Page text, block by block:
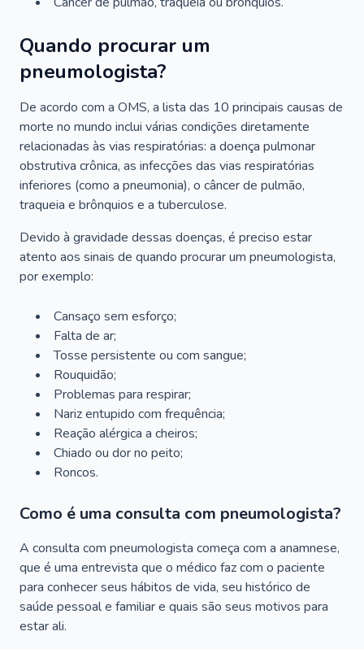
Quando procurar um
pneumologista?
De acordo com a OMS, a lista das 10 principais causas de
morte no mundo inclui várias condições diretamente
relacionadas às vias respiratórias: a doença pulmonar
obstrutiva crônica, as infecções das vias respiratórias
inferiores (como a pneumonia), o câncer de pulmão,
traqueia e brônquios e a tuberculose.
Devido à gravidade dessas doenças, é preciso estar
atento aos sinais de quando procurar um pneumologista,
por exemplo:
Cansaço sem esforço;
Falta de ar;
Tosse persistente ou com sangue;
Rouquidão;
Problemas para respirar;
Nariz entupido com frequência;
Reação alérgica a cheiros;
Chiado ou dor no peito;
Roncos.
Como é uma consulta com pneumologista?
A consulta com pneumologista começa com a anamnese,
que é uma entrevista que o médico faz com o paciente
para conhecer seus hábitos de vida, seu histórico de
saúde pessoal e familiar e quais são seus motivos para
estar ali.